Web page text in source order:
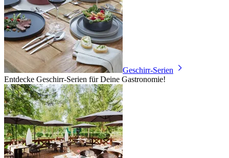
Geschirr-Serien
Entdecke Geschirr-Serien für Deine Gastronomie!